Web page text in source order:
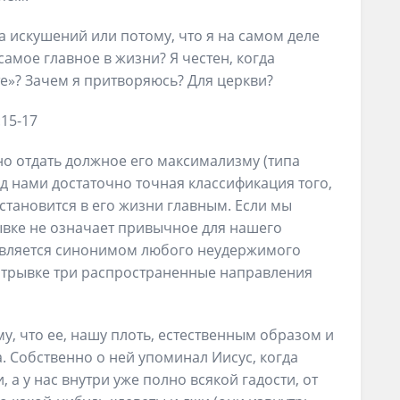
искушений или потому, что я на самом деле
главное в жизни? Я честен, когда
Зачем я притворяюсь? Для церкви?
17
должное его максимализму (типа
достаточно точная классификация того,
в его жизни главным. Если мы
не означает привычное для нашего
синонимом любого неудержимого
три распространенные направления
что ее, нашу плоть, естественным образом и
о ней упоминал Иисус, когда
у нас внутри уже полно всякой гадости, от